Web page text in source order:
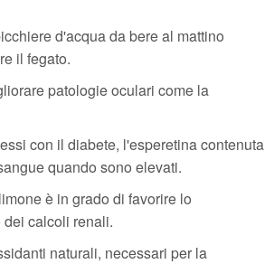
d'acqua da bere al mattino
il fegato.
patologie oculari come la
con il diabete, l'esperetina contenuta
quando sono elevati.
è in grado di favorire lo
calcoli renali.
naturali, necessari per la